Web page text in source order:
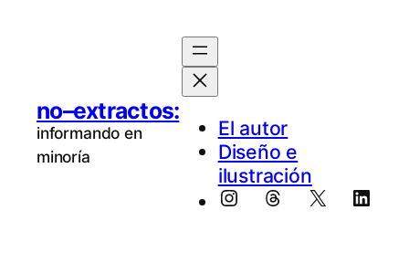
no–extractos:
informando en
minoría
El au­tor
Diseño e
ilustración
Instagram
Threads
X